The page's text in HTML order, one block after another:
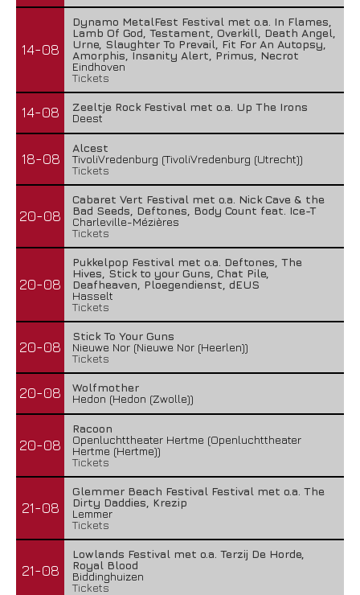
14-08
Dynamo MetalFest Festival met o.a. In Flames,
Lamb Of God, Testament, Overkill, Death Angel,
Urne, Slaughter To Prevail, Fit For An Autopsy,
Amorphis, Insanity Alert, Primus, Necrot
Eindhoven
Tickets
14-08
Zeeltje Rock Festival met o.a. Up The Irons
Deest
18-08
Alcest
TivoliVredenburg (TivoliVredenburg (Utrecht))
Tickets
20-08
Cabaret Vert Festival met o.a. Nick Cave & the
Bad Seeds, Deftones, Body Count feat. Ice-T
Charleville-Mézières
Tickets
20-08
Pukkelpop Festival met o.a. Deftones, The
Hives, Stick to your Guns, Chat Pile,
Deafheaven, Ploegendienst, dEUS
Hasselt
Tickets
20-08
Stick To Your Guns
Nieuwe Nor (Nieuwe Nor (Heerlen))
Tickets
20-08
Wolfmother
Hedon (Hedon (Zwolle))
20-08
Racoon
Openluchttheater Hertme (Openluchttheater
Hertme (Hertme))
Tickets
21-08
Glemmer Beach Festival Festival met o.a. The
Dirty Daddies, Krezip
Lemmer
Tickets
21-08
Lowlands Festival met o.a. Terzij De Horde,
Royal Blood
Biddinghuizen
Tickets